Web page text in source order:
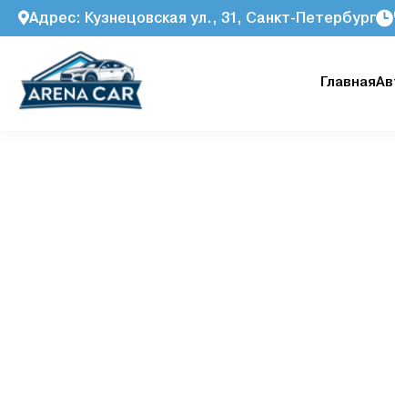
Адрес: Кузнецовская ул., 31, Санкт-Петербург
Главная